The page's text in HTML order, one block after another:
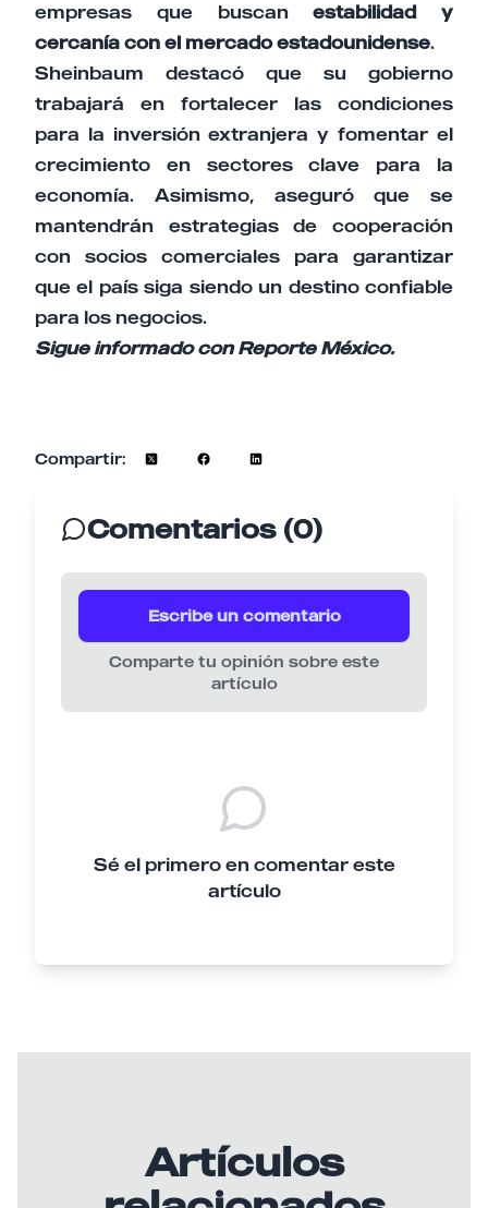
empresas que buscanestabilidad y
cercanía con el mercado estadounidense.
Sheinbaum destacó que su gobierno
trabajará en fortalecer las condiciones
para la inversión extranjera y fomentar el
crecimiento en sectores clave para la
economía. Asimismo, aseguró que se
mantendrán estrategias de cooperación
con socios comerciales para garantizar
que el país siga siendo un destino confiable
para los negocios.
Sigue informado con Reporte México.
Compartir:
Comentarios (0)
Escribe un comentario
Comparte tu opinión sobre este
artículo
Sé el primero en comentar este
artículo
Artículos